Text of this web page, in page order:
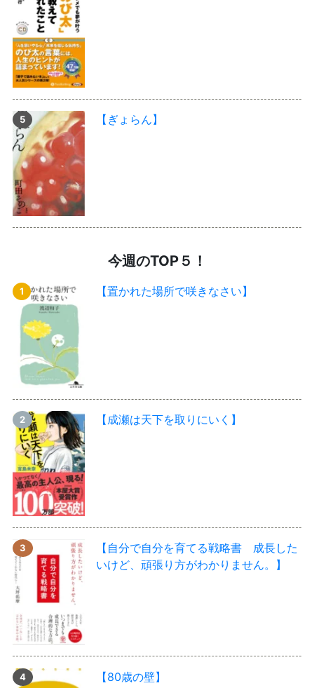
【ぎょらん】
今週のTOP５！
【置かれた場所で咲きなさい】
【成瀬は天下を取りにいく】
【自分で自分を育てる戦略書 成長した
いけど、頑張り方がわかりません。】
【80歳の壁】